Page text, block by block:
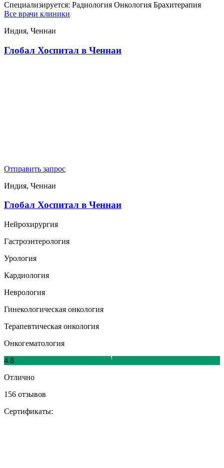
Специализируется: Радиология Онкология Брахитерапия
Все врачи клиники
Индия, Ченнаи
Глобал Хоспитал в Ченнаи
Отправить запрос
Индия, Ченнаи
Глобал Хоспитал в Ченнаи
Нейрохирургия
Гастроэнтерология
Урология
Кардиология
Неврология
Гинекологическая онкология
Терапевтическая онкология
Онкогематология
4.8
Отлично
156 отзывов
Сертификаты: